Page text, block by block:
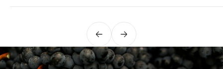
PrécédentSuivant